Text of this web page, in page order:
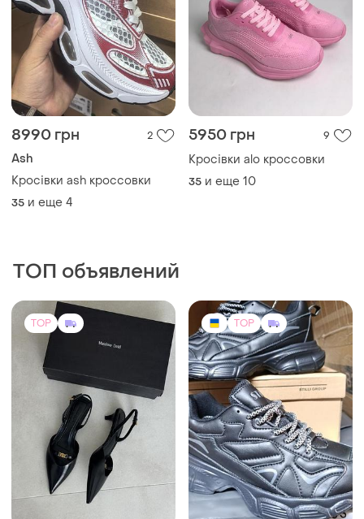
8990 грн 2
Ash
Кросівки ash кроссовки
35 и еще 4
5950 грн 9
Кросівки alo кроссовки
35 и еще 10
ТОП объявлений
TOP TOP